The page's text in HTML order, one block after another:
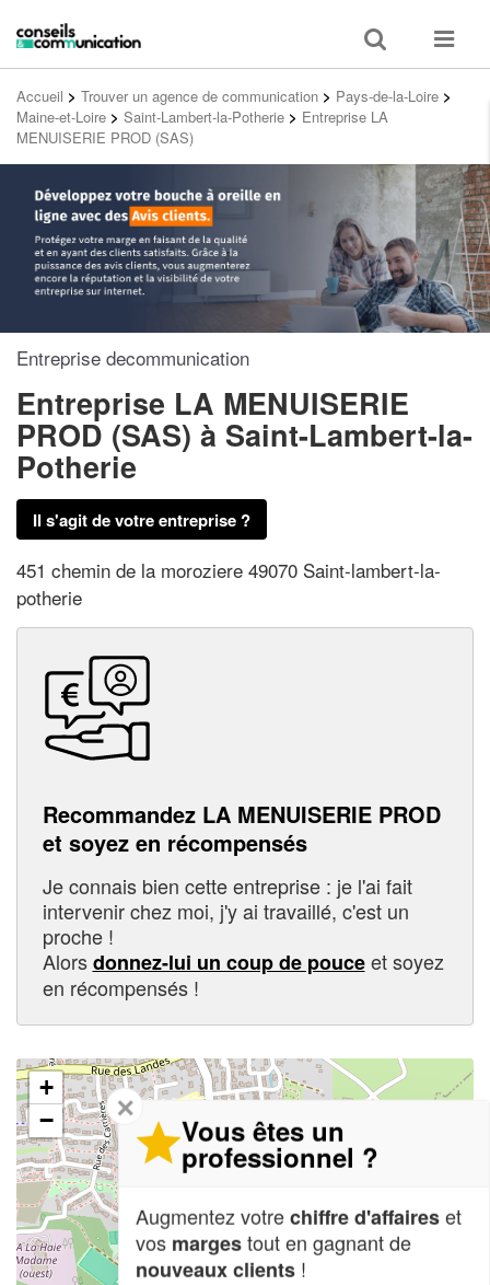
Toggle
search
Toggle
Accueil > Trouver un agence de communication > Pays-de-la-Loire >
Maine-et-Loire > Saint-Lambert-la-Potherie > Entreprise LA
MENUISERIE PROD (SAS)
Entreprise decommunication
Entreprise LA MENUISERIE
PROD (SAS) à Saint-Lambert-la-
Potherie
Il s'agit de votre entreprise ?
451 chemin de la moroziere 49070 Saint-lambert-la-
potherie
Recommandez LA MENUISERIE PROD
et soyez en récompensés
Je connais bien cette entreprise : je l'ai fait
intervenir chez moi, j'y ai travaillé, c'est un
proche !
Alorsdonnez-lui un coup de pouceet soyez
en récompensés !
+
−
✕
Vous êtes un
professionnel ?
Augmentez votrechiffre d'affaireset
vos margestout en gagnant de
nouveaux clients !